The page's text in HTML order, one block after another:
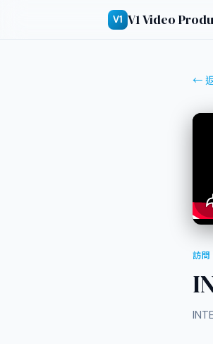
V1 V1 Video
←
訪問